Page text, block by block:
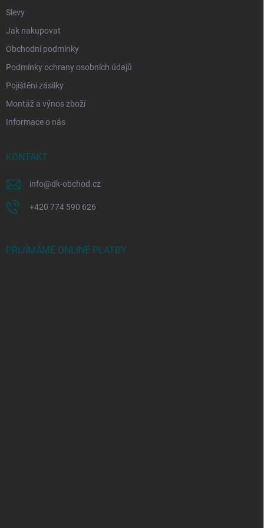
Slevy
Jak nakupovat
Obchodní podmínky
Podmínky ochrany osobních údajů
Pojištění zásilky
Montáž a výnos zboží
Informace o nás
KONTAKT
info@dk-obchod.cz
+420 774 590 626
PŘIJÍMÁME ONLINE PLATBY